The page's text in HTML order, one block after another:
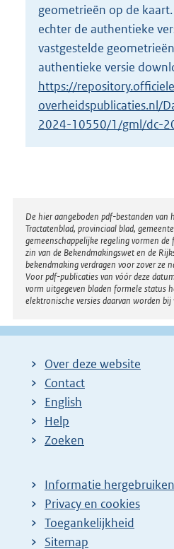
geometrieën op de
echter de authentieke
vastgestelde
authentieke versie
https://
overheidspublicaties.nl/
2024-10550/1/gml/dc-
Disclaimer
De hier aangeboden pdf-bestanden van
Tractatenblad, provinciaal blad,
gemeenschappelijke regeling vormen
zin van de Bekendmakingswet en de
bekendmaking verdragen voor zover ze
Voor pdf-publicaties van vóór deze
vorm uitgegeven bladen formele status
elektronische versies daarvan worden
Over deze website
Contact
English
Help
Zoeken
Informatie hergebruiken
Privacy en cookies
Toegankelijkheid
Sitemap